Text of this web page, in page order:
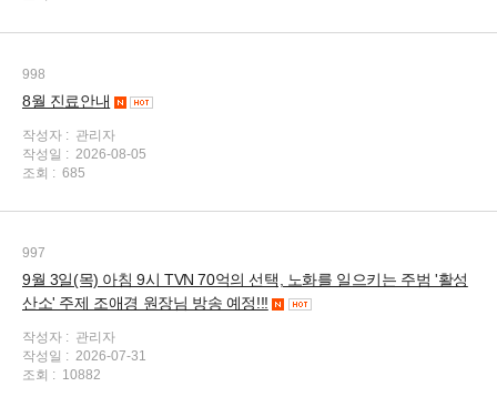
998
8월 진료안내
작성자 : 관리자
작성일 : 2026-08-05
조회 : 685
997
9월 3일(목) 아침 9시 TVN 70억의 선택, 노화를 일으키는 주범 '활성
산소' 주제 조애경 원장님 방송 예정!!!
작성자 : 관리자
작성일 : 2026-07-31
조회 : 10882